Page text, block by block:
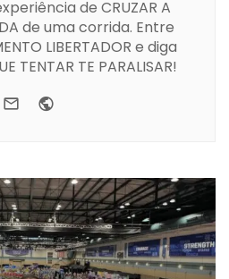
de CRUZAR A
de uma corrida. Entre
LIBERTADOR e diga
TENTAR TE PARALISAR!
e-mail